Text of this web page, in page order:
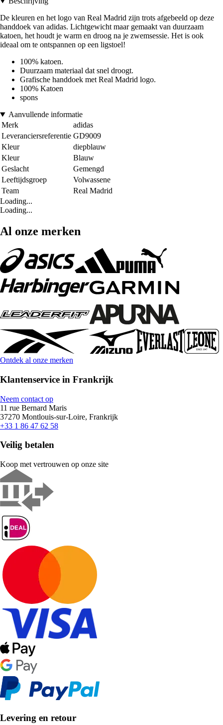
De kleuren en het logo van Real Madrid zijn trots afgebeeld op deze
handdoek van adidas. Lichtgewicht maar gemaakt van duurzaam
katoen, het houdt je warm en droog na je zwemsessie. Het is ook
ideaal om te ontspannen op een ligstoel!
100% katoen.
Duurzaam materiaal dat snel droogt.
Grafische handdoek met Real Madrid logo.
100% Katoen
spons
Aanvullende informatie
Merk
adidas
Leveranciersreferentie GD9009
Kleur
diepblauw
Kleur
Blauw
Geslacht
Gemengd
Leeftijdsgroep
Volwassene
Team
Real Madrid
Loading...
Loading...
Al onze merken
Ontdek al onze merken
Klantenservice in Frankrijk
Neem contact op
11 rue Bernard Maris
37270 Montlouis-sur-Loire, Frankrijk
+33 1 86 47 62 58
Veilig betalen
Koop met vertrouwen op onze site
Levering en retour